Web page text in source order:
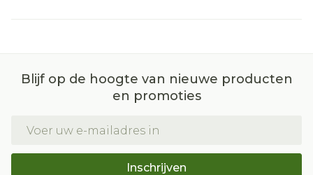
Blijf op de hoogte van nieuwe producten
en promoties
Inschrijven